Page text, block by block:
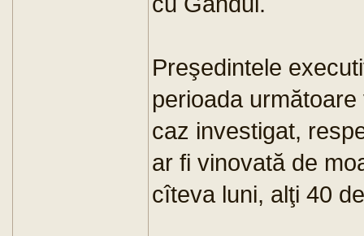
Preşedintele
perioada
caz investigat,
ar fi vinovată de
cîteva luni, alţi 40